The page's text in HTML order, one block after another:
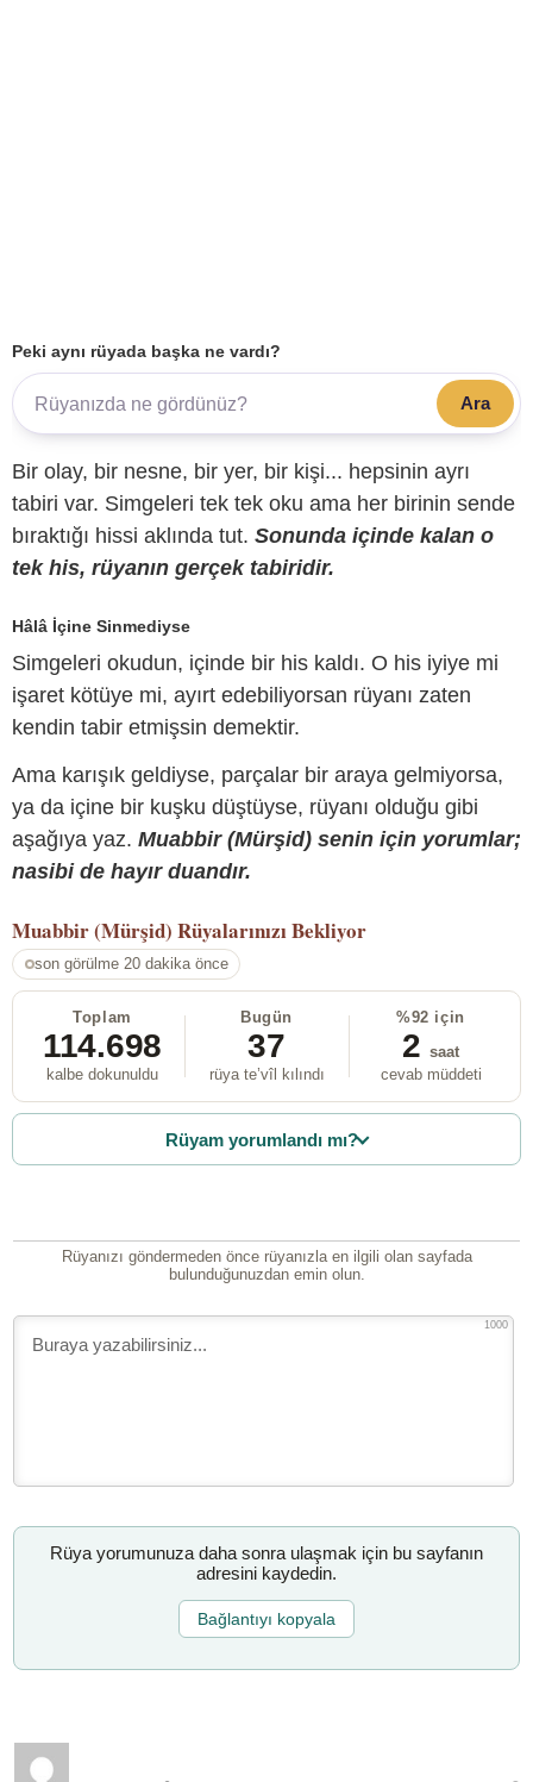
Peki aynı rüyada başka ne vardı?
Ara
Bir olay, bir nesne, bir yer, bir kişi... hepsinin ayrı
tabiri var. Simgeleri tek tek oku ama her birinin sende
bıraktığı hissi aklında tut. Sonunda içinde kalan o
tek his, rüyanın gerçek tabiridir.
Hâlâ İçine Sinmediyse
Simgeleri okudun, içinde bir his kaldı. O his iyiye mi
işaret kötüye mi, ayırt edebiliyorsan rüyanı zaten
kendin tabir etmişsin demektir.
Ama karışık geldiyse, parçalar bir araya gelmiyorsa,
ya da içine bir kuşku düştüyse, rüyanı olduğu gibi
aşağıya yaz. Muabbir (Mürşid) senin için yorumlar;
nasibi de hayır duandır.
Muabbir (Mürşid) Rüyalarınızı Bekliyor
son görülme 20 dakika önce
Toplam
114.698
kalbe dokunuldu
Bugün
37
rüya te’vîl kılındı
%92 için
2 saat
cevab müddeti
Rüyam yorumlandı mı?
Rüyanızı göndermeden önce rüyanızla en ilgili olan sayfada
bulunduğunuzdan emin olun.
1000
Rüya yorumunuza daha sonra ulaşmak için bu sayfanın
adresini kaydedin.
Bağlantıyı kopyala